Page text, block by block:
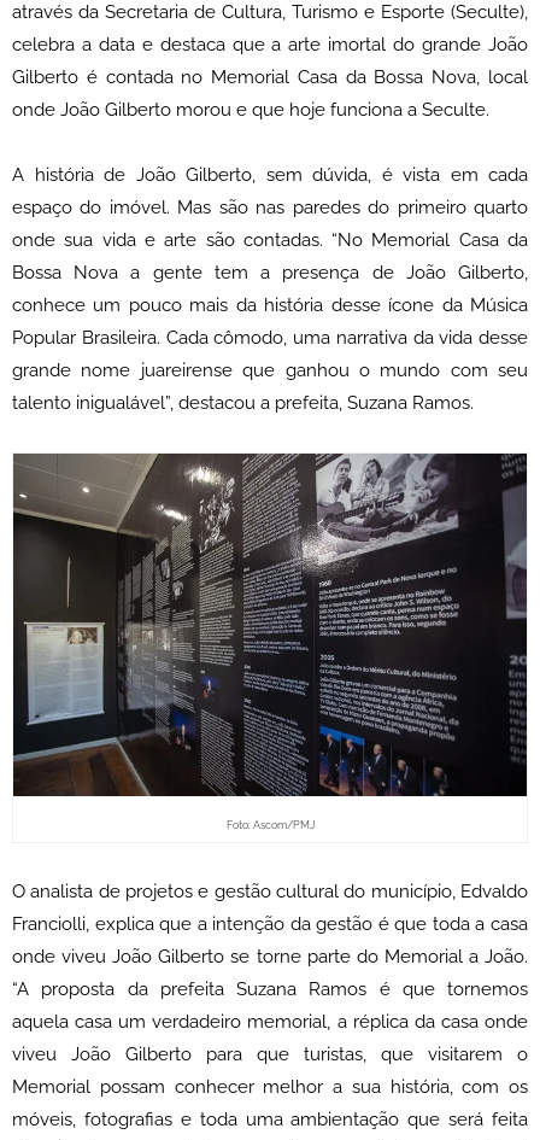
através da Secretaria de Cultura, Turismo e Esporte (Seculte),
celebra a data e destaca que a arte imortal do grande João
Gilberto é contada no Memorial Casa da Bossa Nova, local
onde João Gilberto morou e que hoje funciona a Seculte.
A história de João Gilberto, sem dúvida, é vista em cada
espaço do imóvel. Mas são nas paredes do primeiro quarto
onde sua vida e arte são contadas. “No Memorial Casa da
Bossa Nova a gente tem a presença de João Gilberto,
conhece um pouco mais da história desse ícone da Música
Popular Brasileira. Cada cômodo, uma narrativa da vida desse
grande nome juareirense que ganhou o mundo com seu
talento inigualável”, destacou a prefeita, Suzana Ramos.
Foto: Ascom/PMJ
O analista de projetos e gestão cultural do município, Edvaldo
Franciolli, explica que a intenção da gestão é que toda a casa
onde viveu João Gilberto se torne parte do Memorial a João.
“A proposta da prefeita Suzana Ramos é que tornemos
aquela casa um verdadeiro memorial, a réplica da casa onde
viveu João Gilberto para que turistas, que visitarem o
Memorial possam conhecer melhor a sua história, com os
móveis, fotografias e toda uma ambientação que será feita